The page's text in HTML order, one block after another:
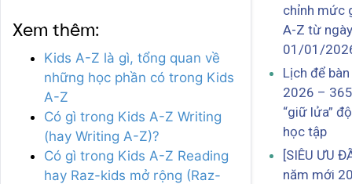
Xem thêm:
Kids A-Z là gì, tổng quan về
những học phần có trong Kids
A-Z
Có gì trong Kids A-Z Writing
(hay Writing A-Z)?
Có gì trong Kids A-Z Reading
hay Raz-kids mở rộng (Raz-
chỉnh mức
A-Z từ ngày
01/01/
Lịch để bàn
2026 –
“giữ lửa”
học tập
[SIÊU ƯU
năm mới